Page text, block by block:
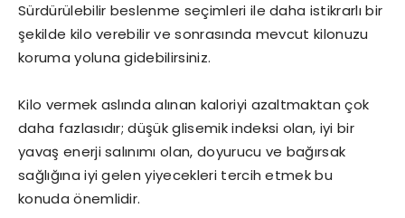
Sürdürülebilir beslenme seçimleri ile daha istikrarlı bir
şekilde kilo verebilir ve sonrasında mevcut kilonuzu
koruma yoluna gidebilirsiniz.
Kilo vermek aslında alınan kaloriyi azaltmaktan çok
daha fazlasıdır; düşük glisemik indeksi olan, iyi bir
yavaş enerji salınımı olan, doyurucu ve bağırsak
sağlığına iyi gelen yiyecekleri tercih etmek bu
konuda önemlidir.